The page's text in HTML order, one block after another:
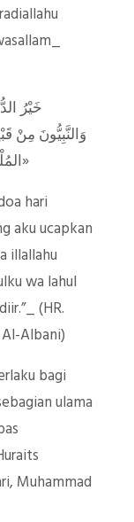
وَالنَّبِيُّونَ مِنْ
المُلْكُ وَلَهُ الحَمْدُ وَهُوَ عَلَى كُلِّ شَيْءٍ قَدِيرٌ»
hari
aku ucapkan
illallahu
wa lahul
(HR.
Albani)
bagi
ulama
Muhammad